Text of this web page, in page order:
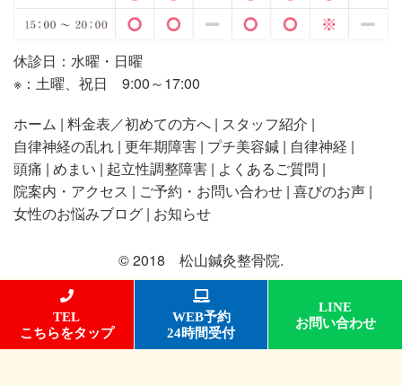
休診日：水曜・日曜
※：土曜、祝日 9:00～17:00
ホーム 料金表／初めての方へ スタッフ紹介
自律神経の乱れ 更年期障害 プチ美容鍼
自律神経
頭痛 めまい 起立性調整障害
よくあるご質問
院案内・アクセス
ご予約・お問い合わせ 喜びのお声
女性のお悩みブログ お知らせ
© 2018 松山鍼灸整骨院.
TEL
こちらをタップ
WEB予約
24時間受付
LINE
お問い合わせ